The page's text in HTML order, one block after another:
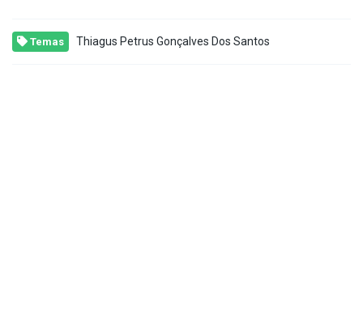
Temas Thiagus Petrus Gonçalves Dos Santos